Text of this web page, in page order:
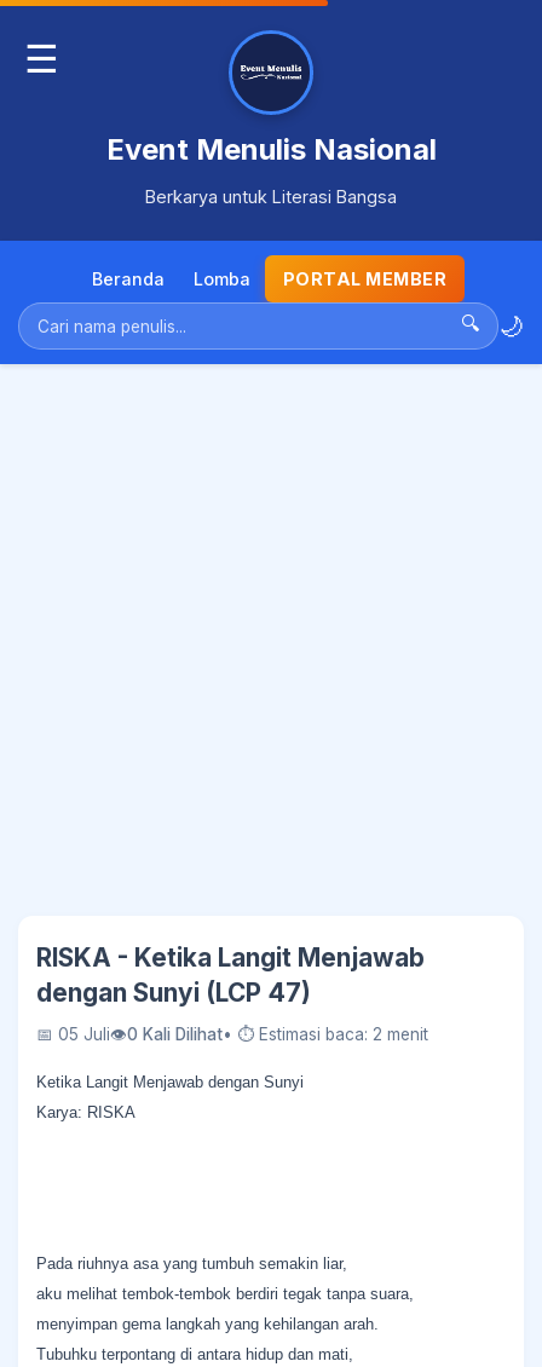
☰
Event Menulis Nasional
Berkarya untuk Literasi Bangsa
Beranda Lomba PORTAL MEMBER
🔍 🌙
RISKA - Ketika Langit Menjawab
dengan Sunyi (LCP 47)
📅 05 Juli👁0 Kali Dilihat• ⏱ Estimasi baca: 2 menit
Ketika Langit Menjawab dengan Sunyi
Karya: RISKA
Pada riuhnya asa yang tumbuh semakin liar,
aku melihat tembok-tembok berdiri tegak tanpa suara,
menyimpan gema langkah yang kehilangan arah.
Tubuhku terpontang di antara hidup dan mati,